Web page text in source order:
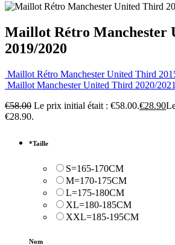
Maillot Rétro Manchester
2019/2020
Maillot Rétro Manchester United Third
Maillot Manchester United Third 2020/2021
€58.00 Le prix initial était : €58.00.€28.90
€28.90.
*Taille
S=165-170CM
M=170-175CM
L=175-180CM
XL=180-185CM
XXL=185-195CM
Nom